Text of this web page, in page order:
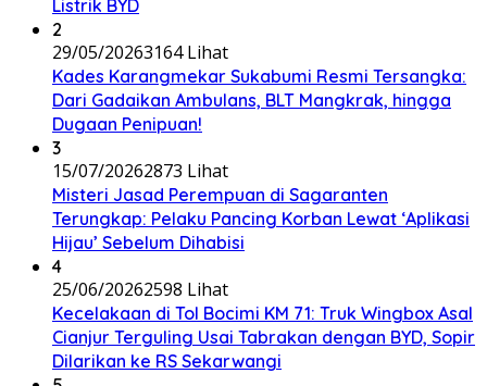
Listrik BYD
2
29/05/20263164 Lihat
Kades Karangmekar Sukabumi Resmi Tersangka:
Dari Gadaikan Ambulans, BLT Mangkrak, hingga
Dugaan Penipuan!
3
15/07/20262873 Lihat
Misteri Jasad Perempuan di Sagaranten
Terungkap: Pelaku Pancing Korban Lewat ‘Aplikasi
Hijau’ Sebelum Dihabisi
4
25/06/20262598 Lihat
Kecelakaan di Tol Bocimi KM 71: Truk Wingbox Asal
Cianjur Terguling Usai Tabrakan dengan BYD, Sopir
Dilarikan ke RS Sekarwangi